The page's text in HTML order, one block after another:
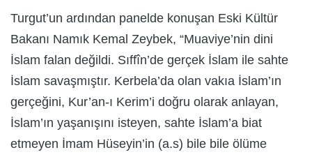
Turgut’un ardından panelde konuşan Eski Kültür
Bakanı Namık Kemal Zeybek, “Muaviye’nin dini
İslam falan değildi. Sıffîn’de gerçek İslam ile sahte
İslam savaşmıştır. Kerbela’da olan vakıa İslam’ın
gerçeğini, Kur’an-ı Kerim’i doğru olarak anlayan,
İslam’ın yaşanışını isteyen, sahte İslam’a biat
etmeyen İmam Hüseyin’in (a.s) bile bile ölüme